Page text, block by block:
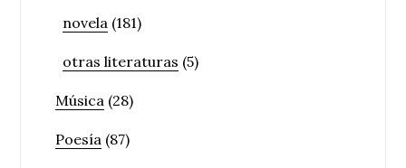
novela (181)
otras literaturas (5)
Música (28)
Poesía (87)